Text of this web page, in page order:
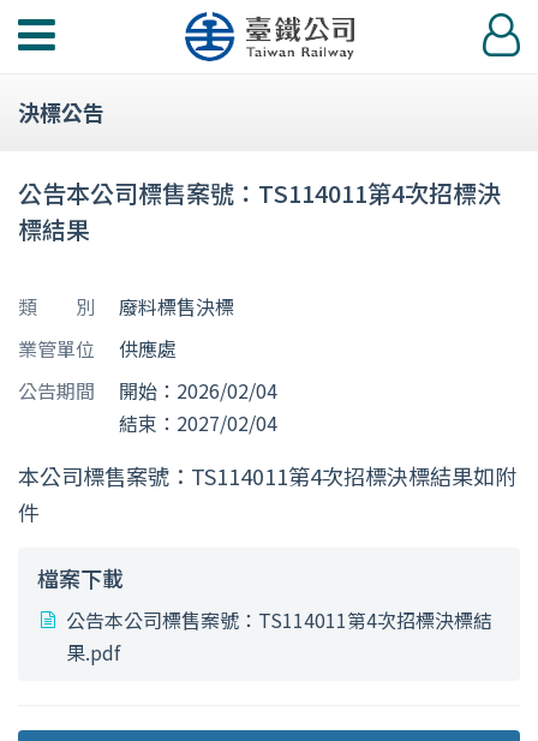
功
選
登
入
決標公告
公告本公司標售案號：TS114011第4次招標決
標結果
類 別
廢料標售決標
業管單位
供應處
公告期間
開始：2026/02/04
結束：2027/02/04
本公司標售案號：TS114011第4次招標決標結果如附
件
檔案下載
公告本公司標售案號：TS114011第4次招標決標結
果.pdf